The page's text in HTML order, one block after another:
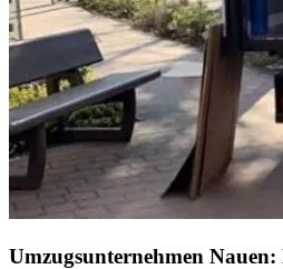
Umzugsunternehmen